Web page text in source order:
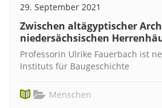
29. September 2021
Zwischen altägyptischer
niedersächsischen
Professorin Ulrike Fauerbach ist
Instituts für Baugeschichte
Menschen